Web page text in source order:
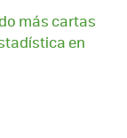
más cartas
en